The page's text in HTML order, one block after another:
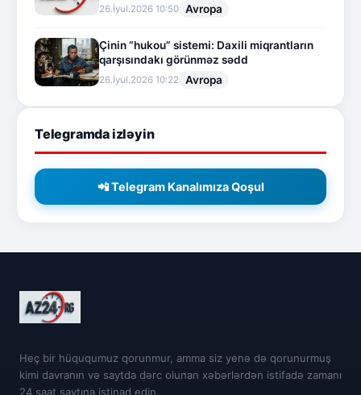
26.İyul.2026 10:50 Avropa
Çinin “hukou” sistemi: Daxili miqrantların
qarşısındakı görünməz sədd
26.İyul.2026 10:22 Avropa
Telegramda izləyin
📲 Telegram Kanalımıza Qoşul
Heç bir hüququmuz qorunmur, amma siz yenə də qorunurmuş
kimi davranın və saytda dərc olunan xəbərlərdən istifadə zamanı
24 saat saytına istinad edin.